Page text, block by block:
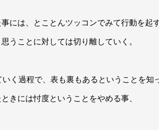
には、とことんツッコンでみて行動を起
うことに対しては切り離していく。
く過程で、表も裏もあるということを知
きには忖度ということをやめる事、